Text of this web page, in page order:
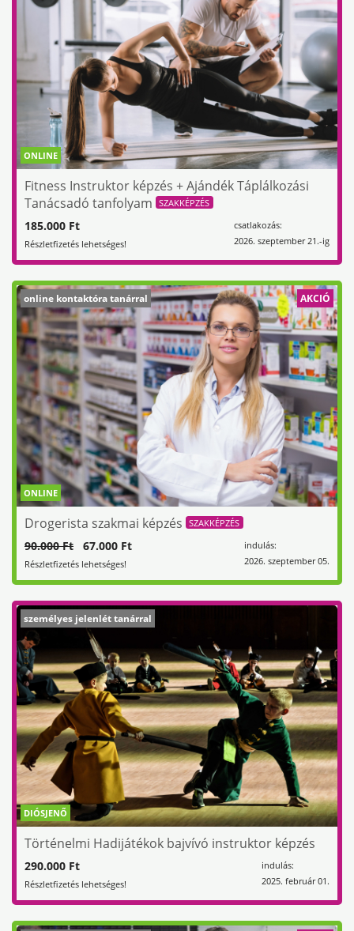
ONLINE
Fitness Instruktor képzés + Ajándék Táplálkozási
Tanácsadó tanfolyam
SZAKKÉPZÉS
csatlakozás:
2026. szeptember 21.-ig
185.000 Ft
Részletfizetés lehetséges!
ONLINE
online kontaktóra tanárral AKCIÓ
Drogerista szakmai képzés
SZAKKÉPZÉS
indulás:
2026. szeptember 05.
90.000 Ft 67.000 Ft
Részletfizetés lehetséges!
DIÓSJENŐ
személyes jelenlét tanárral
Történelmi Hadijátékok bajvívó instruktor képzés
indulás:
2025. február 01.
290.000 Ft
Részletfizetés lehetséges!